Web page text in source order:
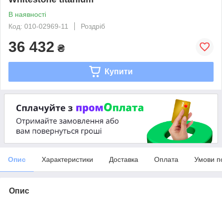
В наявності
Код: 010-02969-11
Роздріб
36 432 ₴
Купити
Опис Характеристики Доставка Оплата Умови
Опис